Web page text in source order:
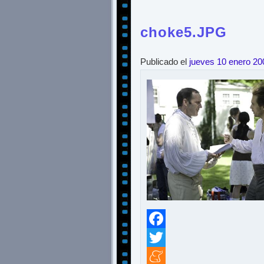
choke5.JPG
Publicado el jueves 10 enero
Facebook
Twitter